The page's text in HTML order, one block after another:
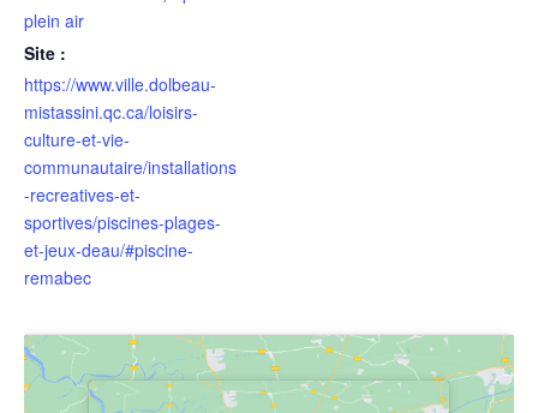
plein air
Site :
https://www.ville.dolbeau-
mistassini.qc.ca/loisirs-
culture-et-vie-
communautaire/installations
-recreatives-et-
sportives/piscines-plages-
et-jeux-deau/#piscine-
remabec